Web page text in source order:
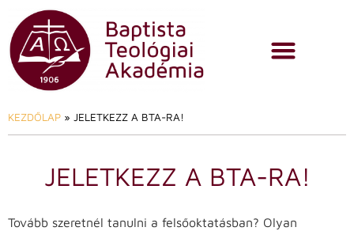
KEZDŐLAP » JELETKEZZ A BTA-RA!
JELETKEZZ A BTA-RA!
Tovább szeretnél tanulni a felsőoktatásban? Olyan